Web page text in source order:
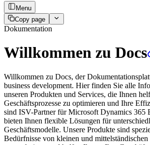
Menu
Copy page
Dokumentation
Willkommen zu Docs
Willkommen zu Docs, der
business development. Hier finden Sie alle
unseren Produkten und Services, die Ihnen
Geschäftsprozesse zu optimieren und Ihre
sind ISV-Partner für Microsoft Dynamics 365
bieten Ihnen flexible Lösungen für
Geschäftsmodelle. Unsere Produkte sind
Bedürfnisse von kleinen und mittelständischen